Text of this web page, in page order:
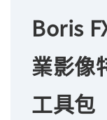
Boris
業影像
工具包